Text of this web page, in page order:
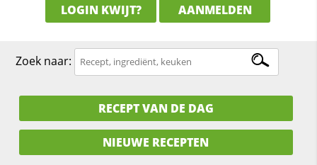
LOGIN KWIJT? AANMELDEN
Zoek naar:
RECEPT VAN DE DAG
NIEUWE RECEPTEN